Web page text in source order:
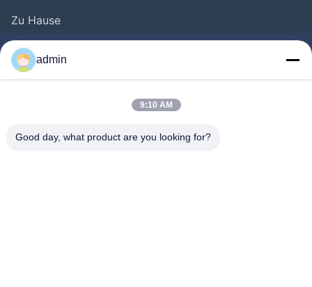
Zu Hause
Produkte
Videos
Qualitätskontrolle
admin
9:10 AM
Good day, what product are you looking for?